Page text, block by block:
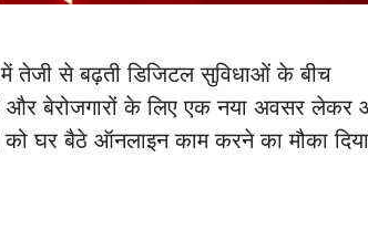
से बढ़ती डिजिटल सुविधाओं के बीच
और बेरोजगारों के लिए एक नया अवसर लेकर
को घर बैठे ऑनलाइन काम करने का मौका